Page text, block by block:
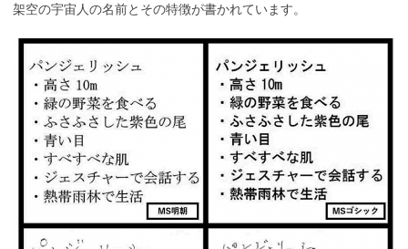
架空の宇宙人の名前とその特徴が書かれています。